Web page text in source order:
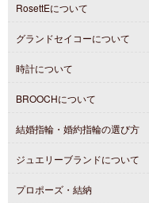
RosettEについて
グランドセイコーについて
時計について
BROOCHについて
結婚指輪・婚約指輪の選び方
ジュエリーブランドについて
プロポーズ・結納